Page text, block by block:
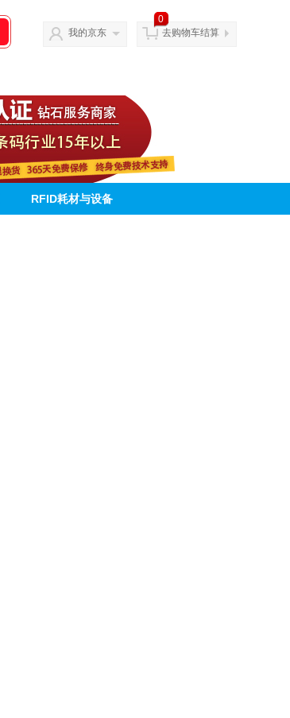
我的京东
0
去购物车结算
RFID耗材与设备